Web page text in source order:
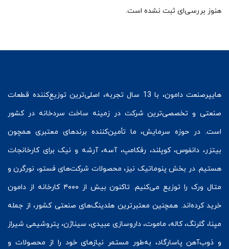
هنوز بررسی‌ای ثبت نشده است.
هایپرصنعت
دامون، با 13 سال تجربه، اصلی‌ترین توزیع‌کننده قطعات
صنعتی و تخصصی‌ترین شرکت در زمینه ساخت سردخانه در کشور
است. در حوزه سرمایش، ما تأمین‌کننده برندهای معتبری همچون
بیتزر، دانفوس،کوپلند، رفکامپ، آسه، آرشه و نیک برای کارخانجات
هستیم. در بخش پنوماتیک نیز، محصولات شرکت‌های فستو، نورگرن و
متال ورک
را توزیع می‌کنیم. تاکنون بیش از ۴۰۰۰ کارخانه از دامون
خرید کرده‌اند. همچنین معتبرترین هلدینگ‌های صنعتی کشور، از جمله
مپنا، گلرنگ، کاله، ماموت، داروسازی عبیدی، سیناژن، پتروشیمی شیراز
و ذوب‌آهن پاسارگاد، به‌طور مستمر نیازهای خود را از محصولات و